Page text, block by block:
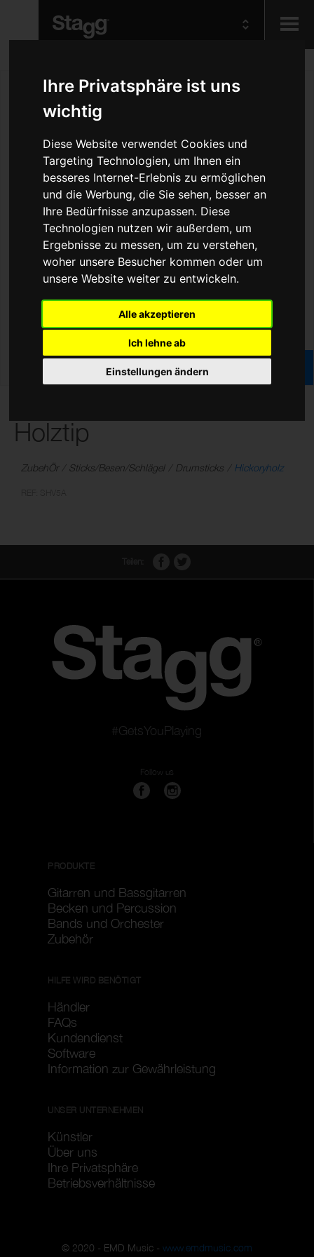
Ihre Privatsphäre ist uns
wichtig
Diese Website verwendet Cookies und
Targeting Technologien, um Ihnen ein
besseres Internet-Erlebnis zu ermöglichen
und die Werbung, die Sie sehen, besser an
Ihre Bedürfnisse anzupassen. Diese
Technologien nutzen wir außerdem, um
Ergebnisse zu messen, um zu verstehen,
woher unsere Besucher kommen oder um
unsere Website weiter zu entwickeln.
Alle akzeptieren
Ich lehne ab
Einstellungen ändern
Holztip
ZubehÖr Sticks/Besen/Schlägel Drumsticks Hickoryholz
#GetsYouPlaying
Follow us
PRODUKTE
Gitarren und Bassgitarren
Becken und Percussion
Bands und Orchester
Zubehör
HILFE WIRD BENÖTIGT
Händler
FAQs
Kundendienst
Software
Information zur Gewährleistung
UNSER UNTERNEHMEN
Künstler
Über uns
Ihre Privatsphäre
Betriebsverhältnisse
© 2020 - EMD Music - www.emdmusic.com